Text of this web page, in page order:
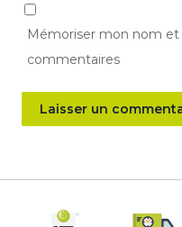
Mémoriser mon nom
commentaires